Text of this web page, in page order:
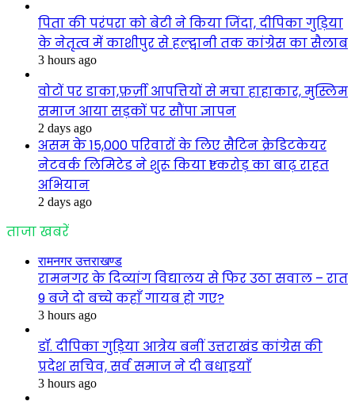
पिता की परंपरा को बेटी ने किया जिंदा, दीपिका गुड़िया
के नेतृत्व में काशीपुर से हल्द्वानी तक कांग्रेस का सैलाब
3 hours ago
वोटों पर डाका,फ़र्ज़ी आपत्तियों से मचा हाहाकार, मुस्लिम
समाज आया सड़कों पर सौंपा ज्ञापन
2 days ago
असम के 15,000 परिवारों के लिए सैटिन क्रेडिटकेयर
नेटवर्क लिमिटेड ने शुरू किया ₹1 करोड़ का बाढ़ राहत
अभियान
2 days ago
ताजा खबरें
रामनगर उत्तराखण्ड
रामनगर के दिव्यांग विद्यालय से फिर उठा सवाल – रात
9 बजे दो बच्चे कहाँ गायब हो गए?
3 hours ago
डॉ. दीपिका गुड़िया आत्रेय बनीं उत्तराखंड कांग्रेस की
प्रदेश सचिव, सर्व समाज ने दी बधाइयाँ
3 hours ago